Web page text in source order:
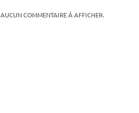
AUCUN COMMENTAIRE À AFFICHER.